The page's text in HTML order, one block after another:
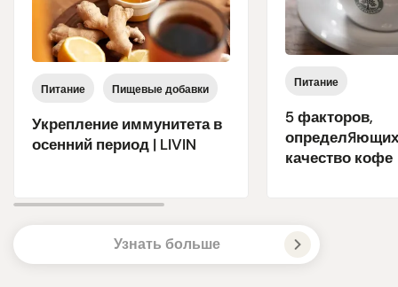
Питание Пищевые добавки
Укрепление иммунитета в
осенний период | LIVIN
Питание
5 факторов,
качество кофе
Узнать больше